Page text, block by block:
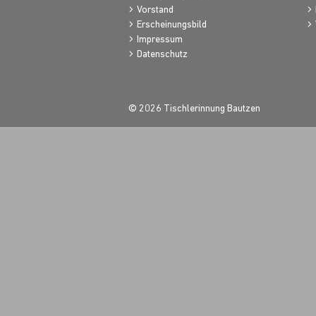
Vorstand
Erscheinungsbild
Impressum
Datenschutz
© 2026 Tischlerinnung Bautzen